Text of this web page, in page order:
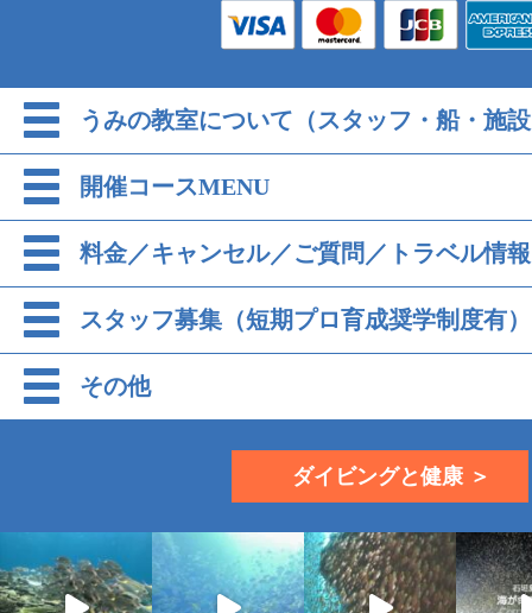
うみの教室について（スタッフ・船・施
開催コースMENU
料金／キャンセル／ご質問／トラベル情報
スタッフ募集（短期プロ育成奨学制度有）
その他
ダイビングと健康 ＞